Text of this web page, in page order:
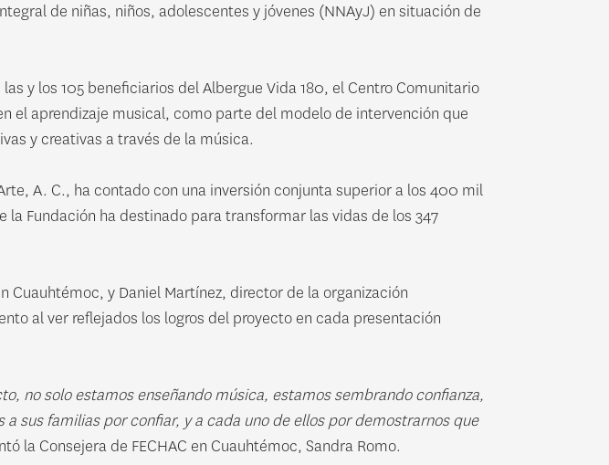
de niñas, niños, adolescentes y jóvenes (NNAyJ) en situación de
y los 105 beneficiarios del Albergue Vida 180, el Centro Comunitario
el aprendizaje musical, como parte del modelo de intervención que
y creativas a través de la música.
A. C., ha contado con una inversión conjunta superior a los 400 mil
la Fundación ha destinado para transformar las vidas de los 347
Cuauhtémoc, y Daniel Martínez, director de la organización
al ver reflejados los logros del proyecto en cada presentación
no solo estamos enseñando música, estamos sembrando confianza,
sus familias por confiar, y a cada uno de ellos por demostrarnos que
la Consejera de FECHAC en Cuauhtémoc, Sandra Romo.